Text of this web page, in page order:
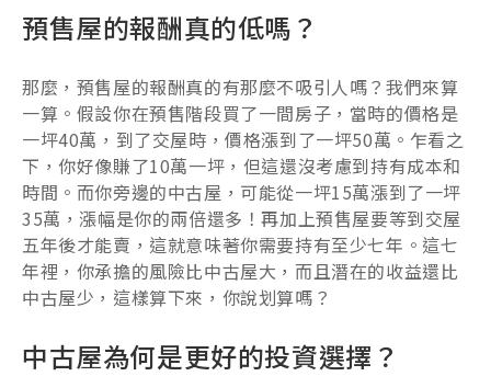
預售屋的報酬真的低嗎？
那麼，預售屋的報酬真的有那麼不吸引人嗎？我們來算
一算。假設你在預售階段買了一間房子，當時的價格是
一坪40萬，到了交屋時，價格漲到了一坪50萬。乍看之
下，你好像賺了10萬一坪，但這還沒考慮到持有成本和
時間。而你旁邊的中古屋，可能從一坪15萬漲到了一坪
35萬，漲幅是你的兩倍還多！再加上預售屋要等到交屋
五年後才能賣，這就意味著你需要持有至少七年。這七
年裡，你承擔的風險比中古屋大，而且潛在的收益還比
中古屋少，這樣算下來，你說划算嗎？
中古屋為何是更好的投資選擇？